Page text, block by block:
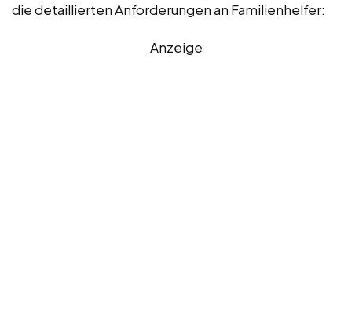
die detaillierten Anforderungen an Familienhelfer:
Anzeige